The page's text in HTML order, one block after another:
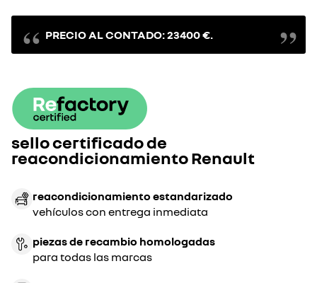
PRECIO AL CONTADO: 23400 €.
sello certificado de
reacondicionamiento Renault
reacondicionamiento estandarizado
vehículos con entrega inmediata
piezas de recambio homologadas
para todas las marcas